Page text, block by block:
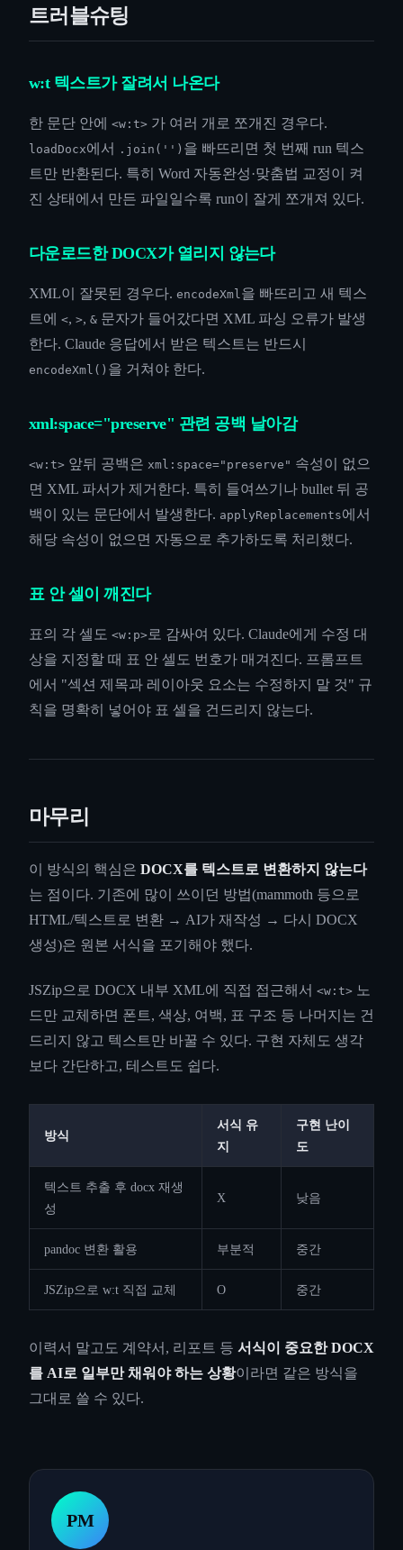
트러블슈팅
w:t 텍스트가 잘려서 나온다
한 문단 안에 <w:t> 가 여러 개로 쪼개진 경우다.
loadDocx에서 .join('') 을 빠뜨리면 첫 번째 run 텍스
트만 반환된다. 특히 Word 자동완성·맞춤법 교정이 켜
진 상태에서 만든 파일일수록 run이 잘게 쪼개져 있다.
다운로드한 DOCX가 열리지 않는다
XML이 잘못된 경우다. encodeXml을 빠뜨리고 새 텍스
트에 <, >, & 문자가 들어갔다면 XML 파싱 오류가 발생
한다. Claude 응답에서 받은 텍스트는 반드시
encodeXml() 을 거쳐야 한다.
xml:space="preserve" 관련 공백 날아감
<w:t> 앞뒤 공백은 xml:space="preserve" 속성이 없으
면 XML 파서가 제거한다. 특히 들여쓰기나 bullet 뒤 공
백이 있는 문단에서 발생한다. applyReplacements에서
해당 속성이 없으면 자동으로 추가하도록 처리했다.
표 안 셀이 깨진다
표의 각 셀도 <w:p> 로 감싸여 있다. Claude에게 수정 대
상을 지정할 때 표 안 셀도 번호가 매겨진다. 프롬프트
에서 "섹션 제목과 레이아웃 요소는 수정하지 말 것" 규
칙을 명확히 넣어야 표 셀을 건드리지 않는다.
마무리
이 방식의 핵심은 DOCX를 텍스트로 변환하지 않는다
는 점이다. 기존에 많이 쓰이던 방법(mammoth 등으로
HTML/텍스트로 변환 → AI가 재작성 → 다시 DOCX
생성)은 원본 서식을 포기해야 했다.
JSZip으로 DOCX 내부 XML에 직접 접근해서 <w:t> 노
드만 교체하면 폰트, 색상, 여백, 표 구조 등 나머지는 건
드리지 않고 텍스트만 바꿀 수 있다. 구현 자체도 생각
보다 간단하고, 테스트도 쉽다.
방식
서식 유
지
구현 난이
도
텍스트 추출 후 docx 재생
성
X 낮음
pandoc 변환 활용 부분적 중간
JSZip으로 w:t 직접 교체 O 중간
이력서 말고도 계약서, 리포트 등 서식이 중요한 DOCX
를 AI로 일부만 채워야 하는 상황이라면 같은 방식을
그대로 쓸 수 있다.
PM